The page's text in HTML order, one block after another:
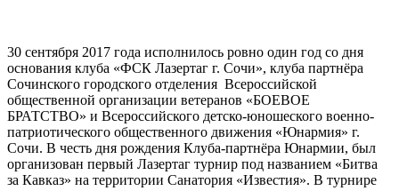
30 сентября 2017 года исполнилось ровно один год со дня
основания клуба «ФСК Лазертаг г. Сочи», клуба партнёра
Сочинского городского отделения Всероссийской
общественной организации ветеранов «БОЕВОЕ
БРАТСТВО» и Всероссийского детско-юношеского военно-
патриотического общественного движения «Юнармия» г.
Сочи. В честь дня рождения Клуба-партнёра Юнармии, был
организован первый Лазертаг турнир под названием «Битва
за Кавказ» на территории Санатория «Известия». В турнире